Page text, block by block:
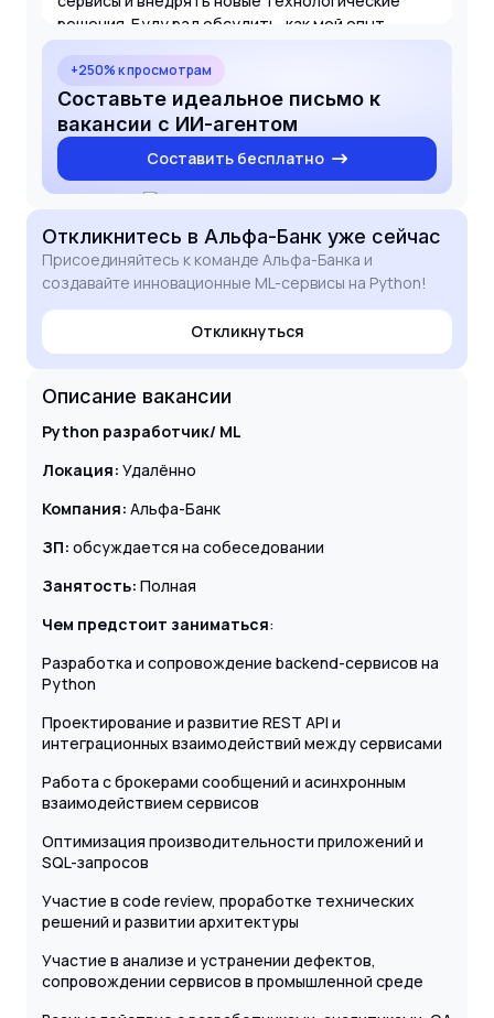
решения. Буду рад обсудить, как мой опыт
может быть полезен вашим проектам.
+250% к просмотрам
Составьте идеальное письмо к
вакансии с ИИ-агентом
Составить бесплатно
Откликнитесь в Альфа-Банк уже сейчас
Присоединяйтесь к команде Альфа-Банка и
создавайте инновационные ML-сервисы на Python!
Откликнуться
Описание вакансии
Python разработчик/ ML
Локация: Удалённо
Компания: Альфа-Банк
ЗП: обсуждается на собеседовании
Занятость: Полная
Чем предстоит заниматься:
Разработка и сопровождение backend-сервисов на
Python
Проектирование и развитие REST API и
интеграционных взаимодействий между сервисами
Работа с брокерами сообщений и асинхронным
взаимодействием сервисов
Оптимизация производительности приложений и
SQL-запросов
Участие в code review, проработке технических
решений и развитии архитектуры
Участие в анализе и устранении дефектов,
сопровождении сервисов в промышленной среде